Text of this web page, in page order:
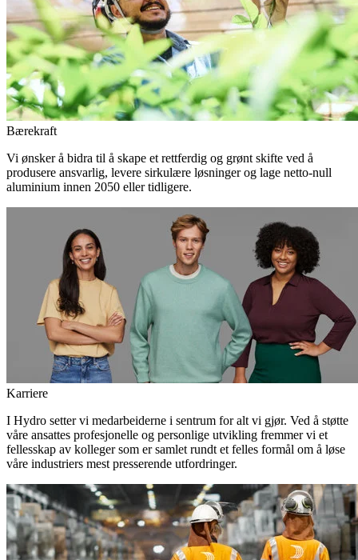
Bærekraft
Vi ønsker å bidra til å skape et rettferdig og grønt skifte ved å
produsere ansvarlig, levere sirkulære løsninger og lage netto-null
aluminium innen 2050 eller tidligere.
Karriere
I Hydro setter vi medarbeiderne i sentrum for alt vi gjør. Ved å støtte
våre ansattes profesjonelle og personlige utvikling fremmer vi et
fellesskap av kolleger som er samlet rundt et felles formål om å løse
våre industriers mest presserende utfordringer.